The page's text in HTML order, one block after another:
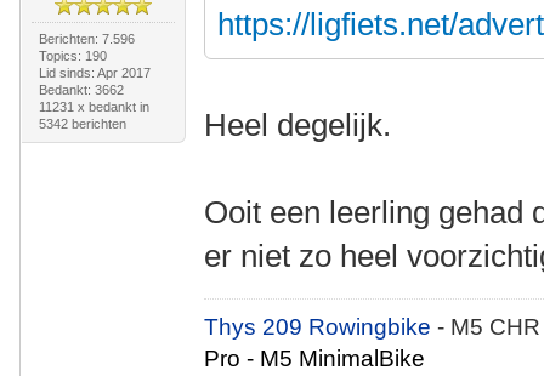
Berichten: 7.596
Topics: 190
Lid sinds: Apr 2017
Bedankt: 3662
11231 x bedankt in
5342 berichten
https://ligfiets.net/
Heel degelijk.
Ooit een leerling gehad
er niet zo heel
Thys 209 Rowingbike- M5
Pro - M5 MinimalBike